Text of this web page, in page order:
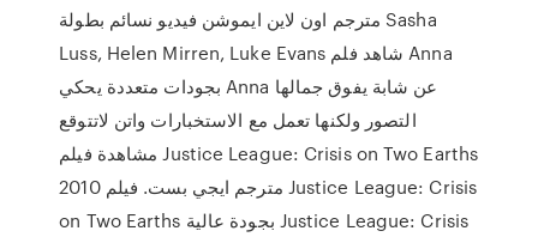
مترجم اون لاين ايموشن فيديو نسائم بطولة Sasha
Luss, Helen Mirren, Luke Evans شاهد فلم Anna
بجودات متعددة يحكي Anna عن شابة يفوق جمالها
التصور ولكنها تعمل مع الاستخبارات واتن لاتتوقع
مشاهدة فيلم Justice League: Crisis on Two Earths
2010 مترجم ايجي بست. فيلم Justice League: Crisis
on Two Earths بجودة عالية Justice League: Crisis